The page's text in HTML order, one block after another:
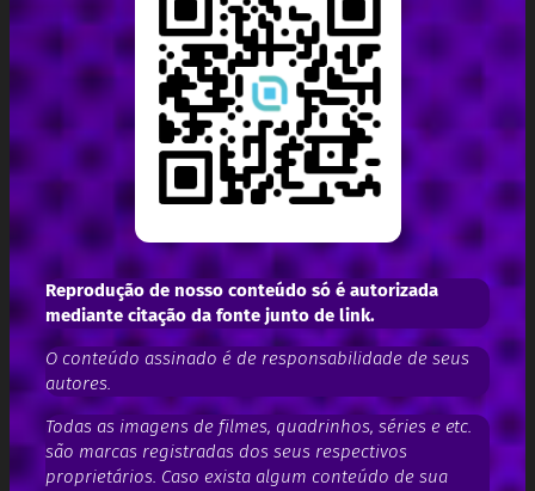
Reprodução de nosso conteúdo só é autorizada
mediante citação da fonte junto de link.
O conteúdo assinado é de responsabilidade de seus
autores.
Todas as imagens de filmes, quadrinhos, séries e etc.
são marcas registradas dos seus respectivos
proprietários. Caso exista algum conteúdo de sua